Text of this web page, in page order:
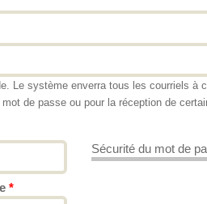
Le système enverra tous les courriels
de passe ou pour la réception de
Sécurité du mot de
*